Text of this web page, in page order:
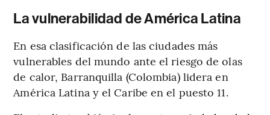
La vulnerabilidad de América Latina
En esa clasificación de las ciudades más
vulnerables del mundo ante el riesgo de olas
de calor, Barranquilla (Colombia) lidera en
América Latina y el Caribe en el puesto 11.